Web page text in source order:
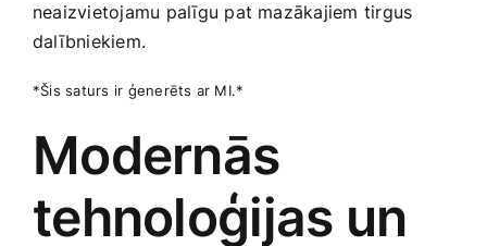
neaizvietojamu palīgu pat ‍mazākajiem tirgus
dalībniekiem.
*Šis saturs ir ģenerēts ar MI.*
Modernās
tehnoloģijas un